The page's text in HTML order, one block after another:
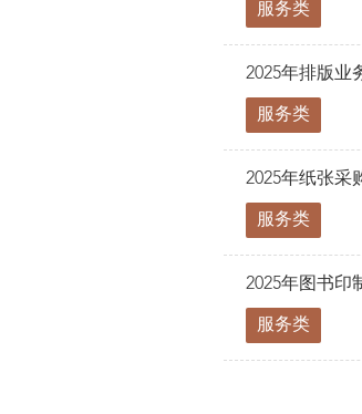
服务类
2025年排版业
服务类
2025年纸张采
服务类
2025年图书印
服务类